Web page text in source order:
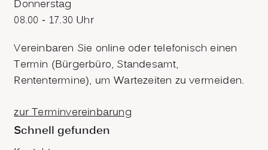
Donnerstag
08.00 - 17.30 Uhr
Vereinbaren Sie online oder telefonisch einen
Termin (Bürgerbüro, Standesamt,
Rententermine), um Wartezeiten zu vermeiden.
zur Terminvereinbarung
Schnell gefunden